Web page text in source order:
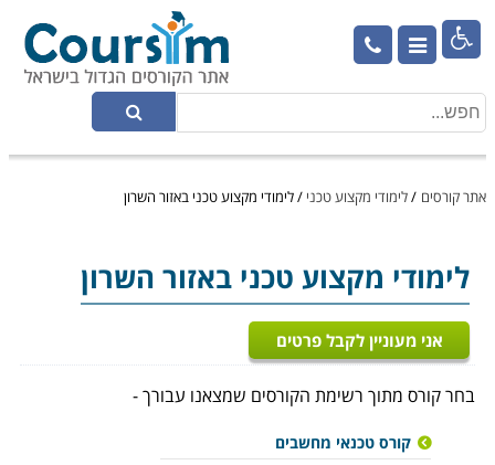

אתר קורסים /לימודי מקצוע טכני /לימודי מקצוע טכני באזור השרון
לימודי מקצוע טכני באזור השרון
אני מעוניין לקבל פרטים
בחר קורס מתוך רשימת הקורסים שמצאנו עבורך -
קורס טכנאי מחשבים